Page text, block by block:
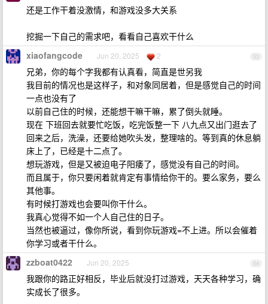
还是工作干着没激情，和游戏没多大关系
挖掘一下自己的需求吧，看看自己喜欢干什么
53
xiaofangcode Jun 20, 2025 2
兄弟，你的每个字我都有认真看，简直是世另我
我目前的情况也是这样子，和对象同居着，但是感觉自己的时间
一点也没有了
以前自己住的时候，还能想干嘛干嘛，累了倒头就睡。
现在 下班回去就要忙吃饭，吃完饭整一下 八九点又出门逛去了
回来之后，洗澡，还要给她吹头发，整理啥的。等到真的休息躺
床上了，已经是十二点了。
想玩游戏，但是又被迫电子阳痿了，感觉没有自己的时间。
而且属于，你只要闲着就肯定有事情给你干的。要么家务，要么
其他事。
有时候打游戏也会要叫你干什么。
我真心觉得不如一个人自己住的日子。
当然也被逼过，像你所说，看到你玩游戏=不上进。所以会催着
你学习或者干什么。
54
zzboat0422 Jun 20, 2025
我跟你的路正好相反，毕业后就没打过游戏，天天各种学习，确
实成长了很多。